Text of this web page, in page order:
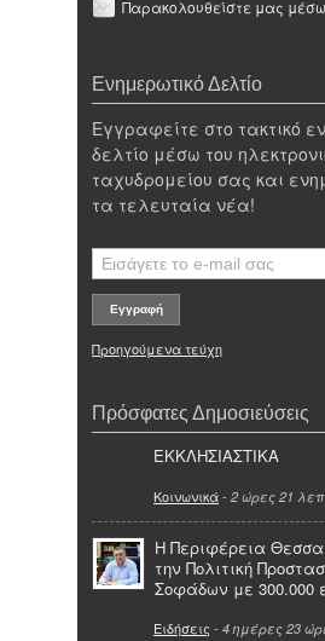
Παρακολουθείστε μας
Ενημερωτικό Δελτίο
Εγγραφείτε στο τακτικό
δελτίο μέσω του
ταχυδρομείου σας και
τα τελευταία νέα!
Προηγούμενα τεύχη
Πρόσφατες Δημοσιεύσεις
ΕΚΚΛΗΣΙΑΣΤΙΚΑ
Κοινωνικά- 2 ώρες 21
Η Περιφέρεια
την Πολιτική
Σοφάδων με 300.000
Ειδήσεις - 4 ημέρες 23